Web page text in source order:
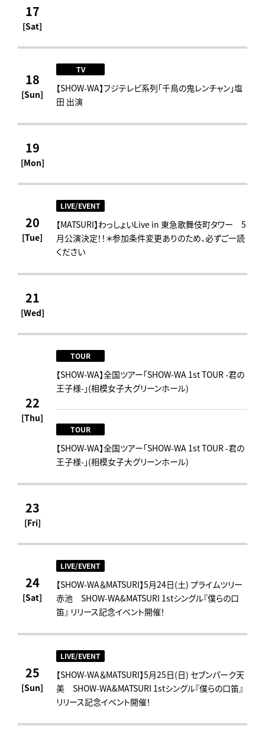
17
[Sat]
18
[Sun]
TV
【SHOW-WA】フジテレビ系列｢千鳥の鬼レンチャン｣塩
田 出演
19
[Mon]
20
[Tue]
LIVE/EVENT
【MATSURI】わっしょいLive in 東急歌舞伎町タワー 5
月公演決定！！＊参加条件変更ありのため、必ずご一読
ください
21
[Wed]
22
[Thu]
TOUR
【SHOW-WA】全国ツアー「SHOW-WA 1st TOUR -君の
王子様-」(相模女子大グリーンホール)
TOUR
【SHOW-WA】全国ツアー「SHOW-WA 1st TOUR -君の
王子様-」(相模女子大グリーンホール)
23
[Fri]
24
[Sat]
LIVE/EVENT
【SHOW-WA＆MATSURI】5月24日(土) プライムツリー
赤池 SHOW-WA&MATSURI 1stシングル『僕らの口
笛』 リリース記念イベント開催！
25
[Sun]
LIVE/EVENT
【SHOW-WA＆MATSURI】5月25日(日) セブンパーク天
美 SHOW-WA&MATSURI 1stシングル『僕らの口笛』
リリース記念イベント開催！